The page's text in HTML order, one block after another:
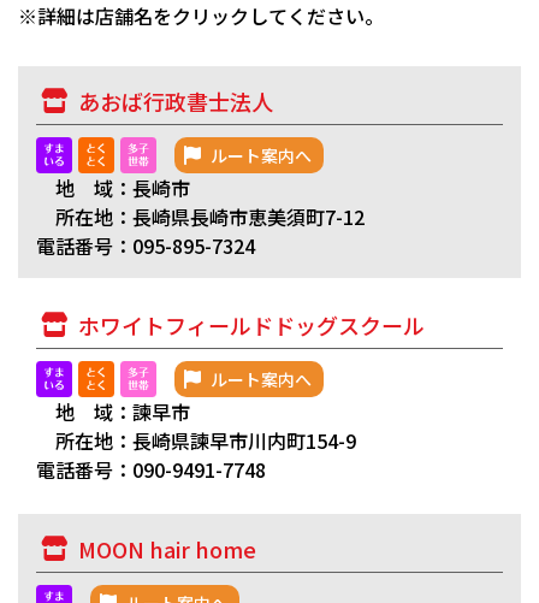
※詳細は店舗名をクリックしてください。
あおば行政書士法人
ルート案内へ
地 域：長崎市
所在地：長崎県長崎市恵美須町7-12
電話番号：095-895-7324
ホワイトフィールドドッグスクール
ルート案内へ
地 域：諫早市
所在地：長崎県諫早市川内町154-9
電話番号：090-9491-7748
MOON hair home